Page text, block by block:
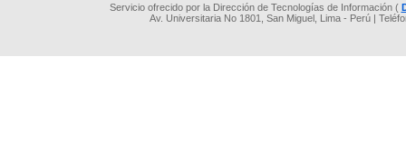
Servicio ofrecido por la Dirección de Tecnologías de Información (
Av. Universitaria No 1801, San Miguel, Lima - Perú |